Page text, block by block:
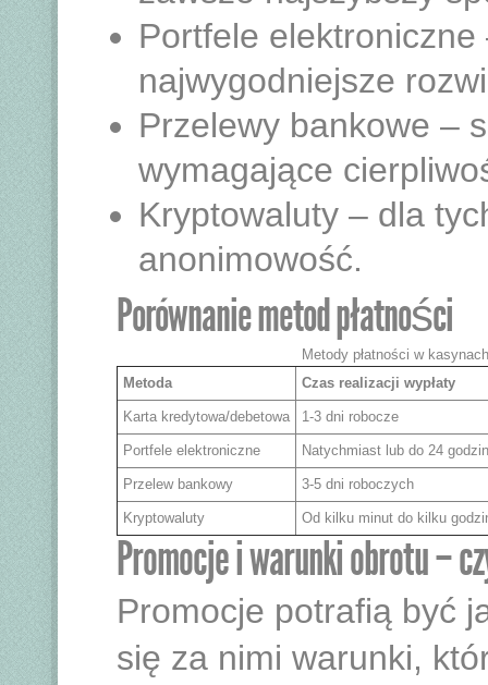
Portfele
najwygodniejsze
Przelewy bankowe –
wymagające
Kryptowaluty – dla
anonimowość.
Porównanie metod płatności
Metody płatności w
Metoda
Czas realizacji wypłaty
Karta kredytowa/debetowa 1-3 dni robocze
Portfele elektroniczne Natychmiast lub do 24 godzin
Przelew bankowy 3-5 dni roboczych
Kryptowaluty Od kilku minut do kilku
Promocje i warunki obrotu –
Promocje potrafią być
się za nimi warunki,